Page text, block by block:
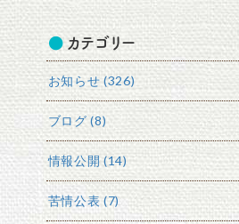
カテゴリー
お知らせ (326)
ブログ (8)
情報公開 (14)
苦情公表 (7)